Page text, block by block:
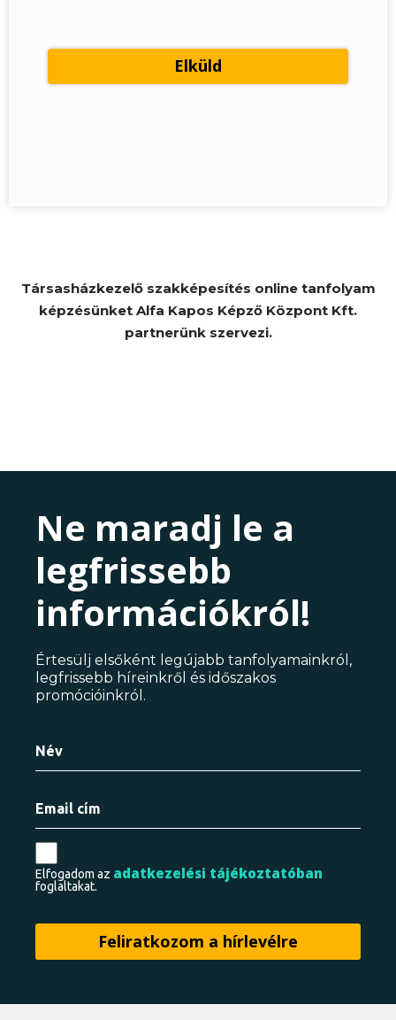
Társasházkezelő szakképesítés online tanfolyam
képzésünket Alfa Kapos Képző Központ Kft.
partnerünk szervezi.
Ne maradj le a
legfrissebb
információkról!
Értesülj elsőként legújabb tanfolyamainkról,
legfrissebb híreinkről és időszakos
promócióinkról.
Elfogadom az adatkezelési tájékoztatóban
foglaltakat.